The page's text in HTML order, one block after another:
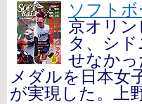
ソフト
京オリ
タ、シ
せなかっ
メダルを日本女
が実現した。上